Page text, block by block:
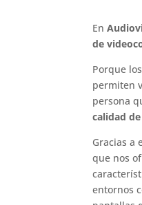
En
de
Porque
permiten
persona
calidad
Gracias a
que nos
entornos